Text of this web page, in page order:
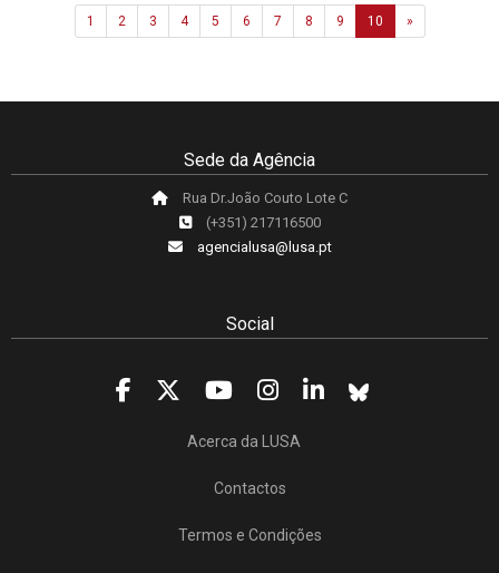
1 2 3 4 5 6 7 8 9 10 »Next
Sede da Agência
Rua Dr.João Couto Lote C
(+351) 217116500
agencialusa@lusa.pt
Social
Acerca da LUSA
Contactos
Termos e Condições